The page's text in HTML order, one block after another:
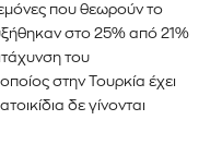
που θεωρούν το
στο 25% από 21%
του
στην Τουρκία έχει
δε γίνονται